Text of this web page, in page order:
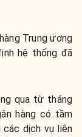
Trung ương
hệ thống đã
qua từ tháng
hàng có tầm
dịch vụ liên